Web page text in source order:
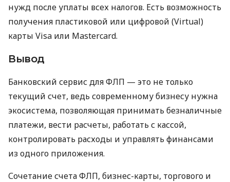
нужд после уплаты всех налогов. Есть возможность
получения пластиковой или цифровой (Virtual)
карты Visa или Mastercard.
Вывод
Банковский сервис для ФЛП — это не только
текущий счет, ведь современному бизнесу нужна
экосистема, позволяющая принимать безналичные
платежи, вести расчеты, работать с кассой,
контролировать расходы и управлять финансами
из одного приложения.
Сочетание счета ФЛП, бизнес-карты, торгового и